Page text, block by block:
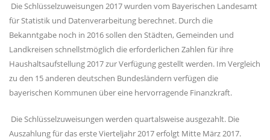
Die Schlüsselzuweisungen 2017 wurden vom Bayerischen Landesamt
für Statistik und Datenverarbeitung berechnet. Durch die
Bekanntgabe noch in 2016 sollen den Städten, Gemeinden und
Landkreisen schnellstmöglich die erforderlichen Zahlen für ihre
Haushaltsaufstellung 2017 zur Verfügung gestellt werden. Im Vergleich
zu den 15 anderen deutschen Bundesländern verfügen die
bayerischen Kommunen über eine hervorragende Finanzkraft.
Die Schlüsselzuweisungen werden quartalsweise ausgezahlt. Die
Auszahlung für das erste Vierteljahr 2017 erfolgt Mitte März 2017.